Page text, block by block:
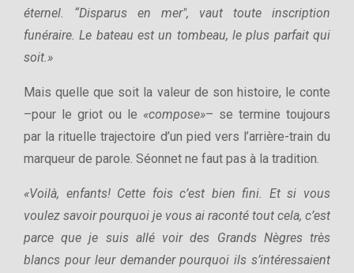
éternel. “Disparus en mer", vaut toute inscription
funéraire. Le bateau est un tombeau, le plus parfait qui
soit.»
Mais quelle que soit la valeur de son histoire, le conte
–pour le griot ou le «compose»– se termine toujours
par la rituelle trajectoire d’un pied vers l’arrière-train du
marqueur de parole. Séonnet ne faut pas à la tradition.
«Voilà, enfants! Cette fois c’est bien fini. Et si vous
voulez savoir pourquoi je vous ai raconté tout cela, c’est
parce que je suis allé voir des Grands Nègres très
blancs pour leur demander pourquoi ils s’intéressaient